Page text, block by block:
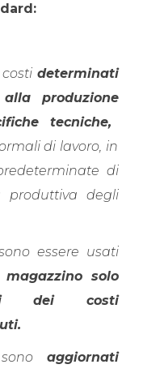
determinati
produzione
tecniche,
di lavoro, in
di
produttiva degli
essere usati
solo
dei costi
aggiornati